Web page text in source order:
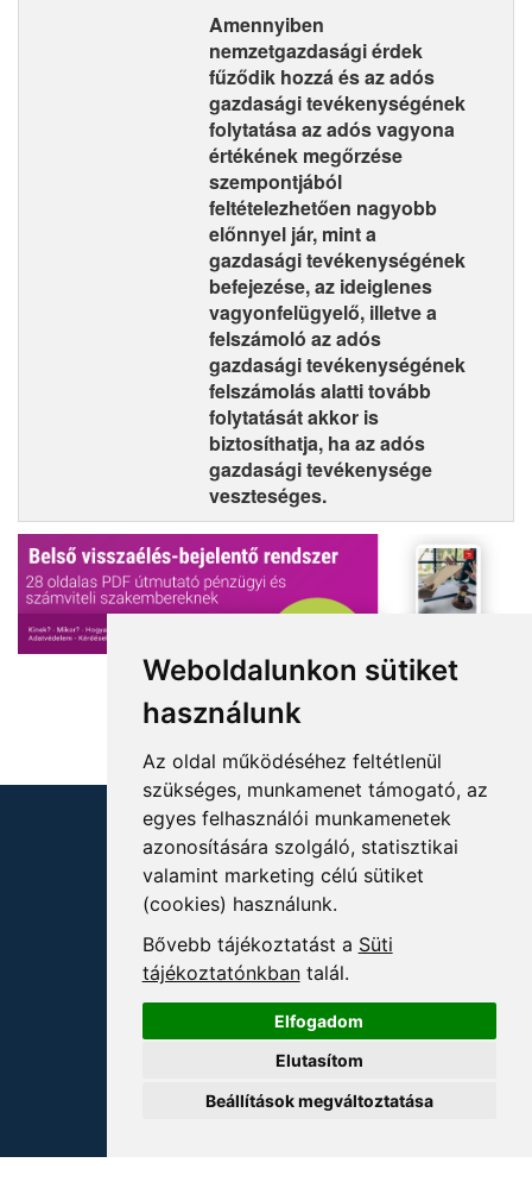
Weboldalunkon sütiket
használunk
Az oldal működéséhez feltétlenül
szükséges, munkamenet támogató, az
egyes felhasználói munkamenetek
azonosítására szolgáló, statisztikai
valamint marketing célú sütiket
(cookies) használunk.
Bővebb tájékoztatást a Süti
tájékoztatónkbantalál.
Elfogadom
Elutasítom
Beállítások megváltoztatása
Amennyiben
nemzetgazdasági érdek
fűződik hozzá és az adós
gazdasági tevékenységének
folytatása az adós vagyona
értékének megőrzése
szempontjából
feltételezhetően nagyobb
előnnyel jár, mint a
gazdasági tevékenységének
befejezése, az ideiglenes
vagyonfelügyelő, illetve a
felszámoló az adós
gazdasági tevékenységének
felszámolás alatti tovább
folytatását akkor is
biztosíthatja, ha az adós
gazdasági tevékenysége
veszteséges.
KÖVESSEN MINKET!
ELÉRHETŐSÉGEK
+36 1 880 7600